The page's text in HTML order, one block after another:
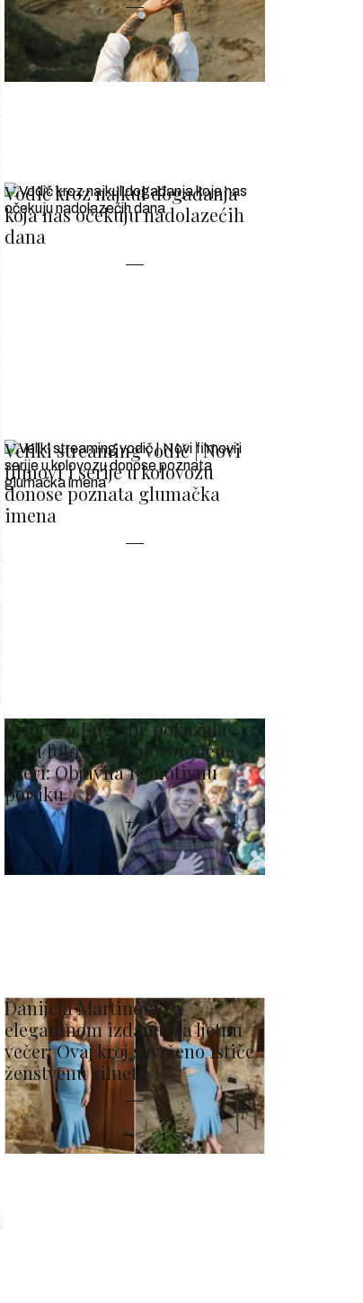
Vodič kroz najkul događanja
koja nas očekuju nadolazećih
dana
Veliki streaming vodič | Novi
filmovi i serije u kolovozu
donose poznata glumačka
imena
Princeza Eugenie pokazala
prvu fotografiju novorođene
kćeri: Objavila i emotivnu
poruku
Danijela Martinović u
elegantnom izdanju za ljetnu
večer: Ovaj kroj savršeno ističe
ženstvenu siluetu